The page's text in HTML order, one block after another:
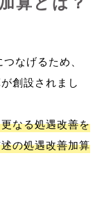
なげるため、
創設されまし
なる処遇改善を
の処遇改善加算